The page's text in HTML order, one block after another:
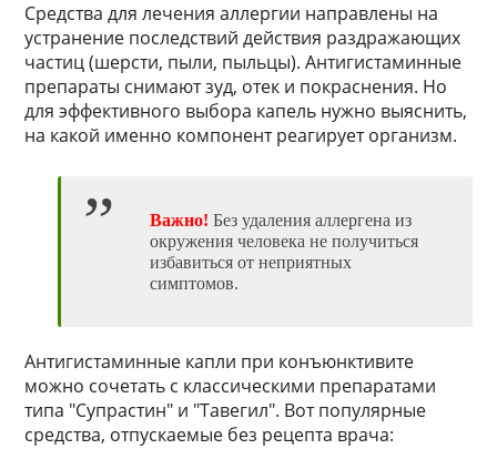
Средства для лечения аллергии направлены на
устранение последствий действия раздражающих
частиц (шерсти, пыли, пыльцы). Антигистаминные
препараты снимают зуд, отек и покраснения. Но
для эффективного выбора капель нужно выяснить,
на какой именно компонент реагирует организм.
Важно! Без удаления аллергена из
окружения человека не получиться
избавиться от неприятных
симптомов.
Антигистаминные капли при конъюнктивите
можно сочетать с классическими препаратами
типа "Супрастин" и "Тавегил". Вот популярные
средства, отпускаемые без рецепта врача: